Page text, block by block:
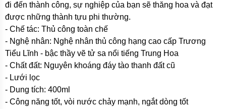
đi đến thành công, sự nghiệp của bạn sẽ thăng hoa và đạt
được những thành tựu phi thường.
- Chế tác: Thủ công toàn chế
- Nghệ nhân: Nghệ nhân thủ công hạng cao cấp Trương
Tiểu Lĩnh - bậc thầy vẽ tử sa nổi tiếng Trung Hoa
- Chất đất: Nguyên khoáng đáy tào thanh đất cũ
- Lưới lọc
- Dung tích: 400ml
- Công năng tốt, vòi nước chảy mạnh, ngắt dòng tốt